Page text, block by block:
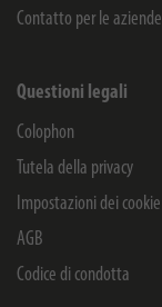
Contatto per le aziende
Questioni legali
Colophon
Tutela della privacy
Impostazioni dei cookie
AGB
Codice di condotta